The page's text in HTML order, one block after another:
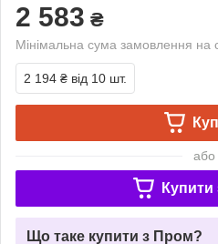
2 583 ₴
Мінімальна сума замовлення на
2 194 ₴ від 10 шт.
або
Купити
Що таке купити з Пром?